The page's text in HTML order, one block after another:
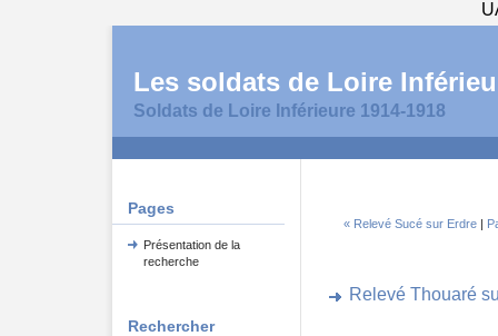
Les soldats de Loire
Soldats de Loire Inférieure 1914-1918
Pages
Présentation de la
recherche
Rechercher
« Relevé Sucé sur Erdre|
Relevé Thouaré